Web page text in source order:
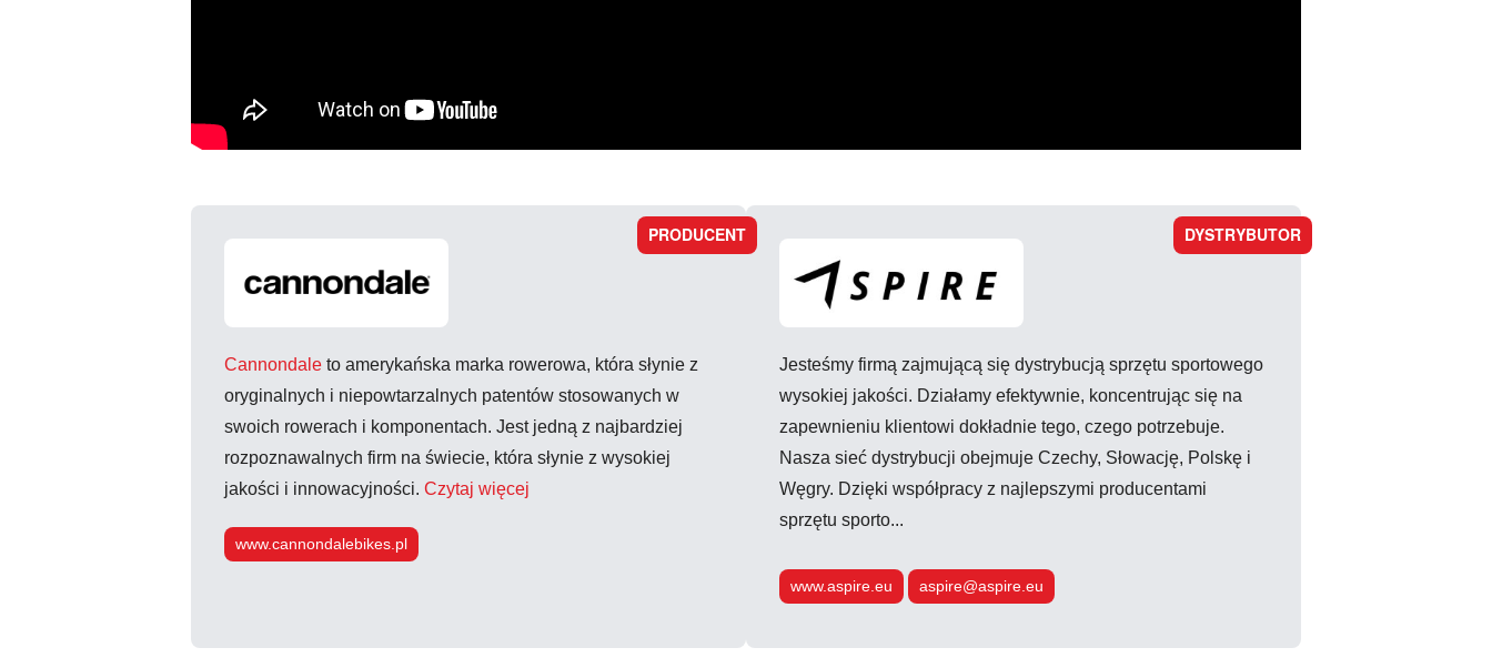
PRODUCENT
Cannondaleto amerykańska marka rowerowa, która słynie z
oryginalnych i niepowtarzalnych patentów stosowanych w
swoich rowerach i komponentach. Jest jedną z najbardziej
rozpoznawalnych firm na świecie, która słynie z wysokiej
jakości i innowacyjności. Czytaj więcej
www.cannondalebikes.pl
DYSTRYBUTOR
Jesteśmy firmą zajmującą się dystrybucją sprzętu sportowego
wysokiej jakości. Działamy efektywnie, koncentrując się na
zapewnieniu klientowi dokładnie tego, czego potrzebuje.
Nasza sieć dystrybucji obejmuje Czechy, Słowację, Polskę i
Węgry. Dzięki współpracy z najlepszymi producentami
sprzętu sporto...
www.aspire.eu aspire@aspire.eu